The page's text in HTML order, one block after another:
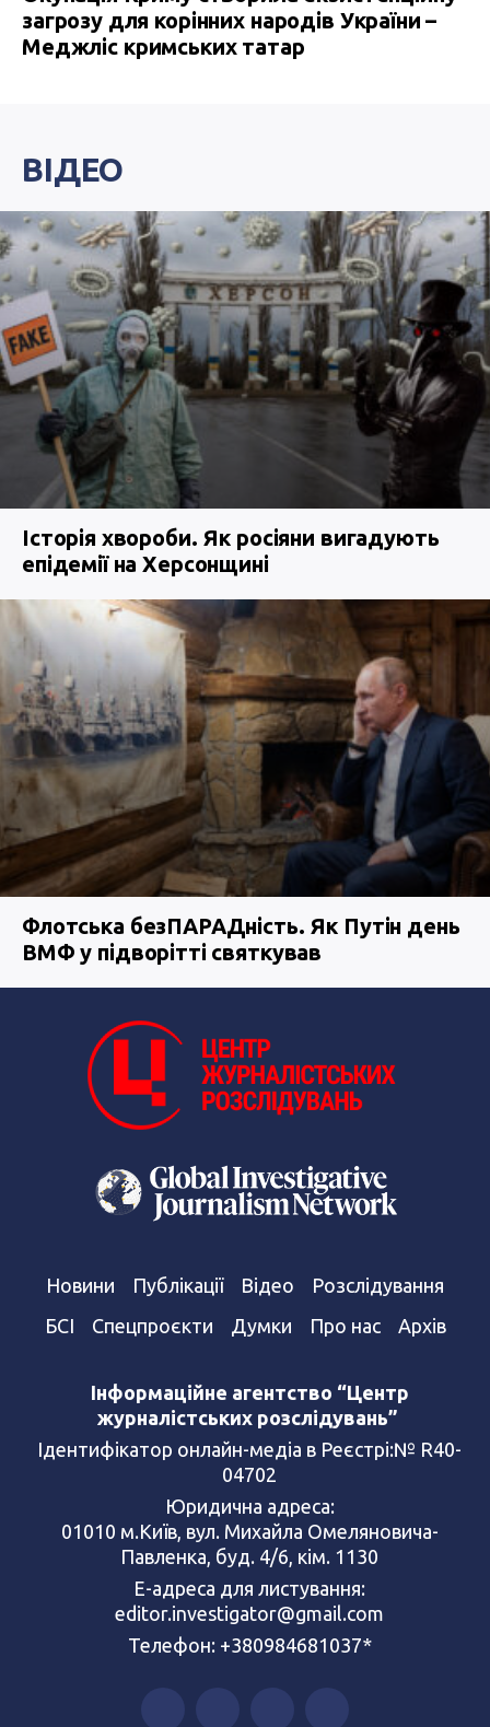
загрозу для корінних народів України –
Меджліс кримських татар
ВІДЕО
Історія хвороби. Як росіяни вигадують
епідемії на Херсонщині
Флотська безПАРАДність. Як Путін день
ВМФ у підворітті святкував
Новини Публікації Відео
Розслідування
БСІ
Спецпроєкти Думки Про нас Архів
Інформаційне агентство “Центр
журналістських розслідувань”
Ідентифікатор онлайн-медіа в Реєстрі:№ R40-
04702
Юридична адреса:
01010 м.Київ, вул. Михайла Омеляновича-
Павленка, буд. 4/6, кім. 1130
Е-адреса для листування:
editor.investigator@gmail.com
Телефон: +380984681037*